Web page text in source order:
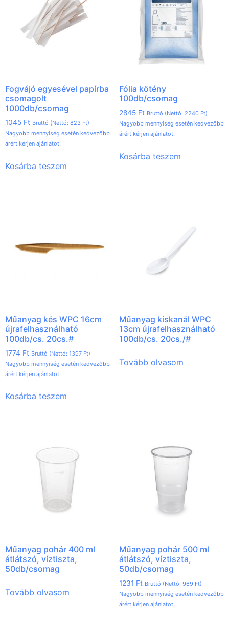
Fogvájó egyesével papírba
csomagolt
1000db/csomag
1045 Ft Bruttó (Nettó: 823 Ft)
Nagyobb mennyiség esetén kedvezőbb
árért kérjen ajánlatot!
Kosárba teszem
Fólia kötény
100db/csomag
2845 Ft Bruttó (Nettó: 2240 Ft)
Nagyobb mennyiség esetén kedvezőbb
árért kérjen ajánlatot!
Kosárba teszem
Műanyag kés WPC 16cm
újrafelhasználható
100db/cs. 20cs.#
1774 Ft Bruttó (Nettó: 1397 Ft)
Nagyobb mennyiség esetén kedvezőbb
árért kérjen ajánlatot!
Kosárba teszem
Műanyag kiskanál WPC
13cm újrafelhasználható
100db/cs. 20cs./#
Tovább olvasom
Műanyag pohár 400 ml
átlátszó, víztiszta,
50db/csomag
Tovább olvasom
Műanyag pohár 500 ml
átlátszó, víztiszta,
50db/csomag
1231 Ft Bruttó (Nettó: 969 Ft)
Nagyobb mennyiség esetén kedvezőbb
árért kérjen ajánlatot!